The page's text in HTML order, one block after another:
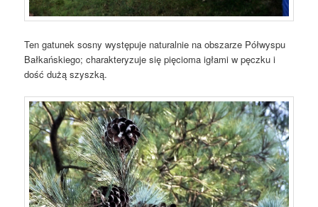
Ten gatunek sosny występuje naturalnie na obszarze Półwyspu
Bałkańskiego; charakteryzuje się pięcioma igłami w pęczku i
dość dużą szyszką.